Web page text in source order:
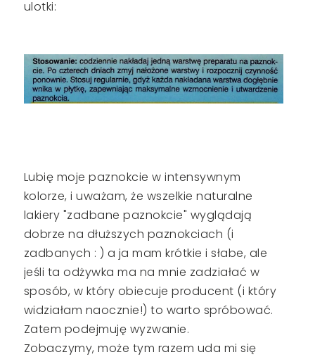
ulotki:
Lubię moje paznokcie w intensywnym
kolorze, i uważam, że wszelkie naturalne
lakiery "zadbane paznokcie" wyglądają
dobrze na dłuższych paznokciach (i
zadbanych : ) a ja mam krótkie i słabe, ale
jeśli ta odżywka ma na mnie zadziałać w
sposób, w który obiecuje producent (i który
widziałam naocznie!) to warto spróbować.
Zatem podejmuję wyzwanie.
Zobaczymy, może tym razem uda mi się